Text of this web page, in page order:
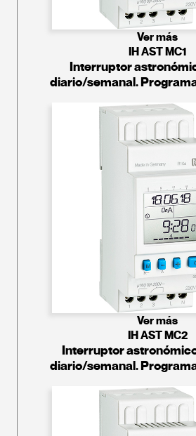
Ver más
IH AST MC1
Interruptor
diario/semanal.
Ver más
IH AST MC2
Interruptor
diario/semanal.